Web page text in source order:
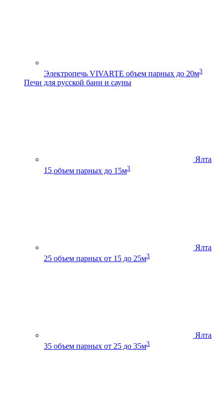
Электропечь VIVARTE объем парных до 20м3
Печи для русской бани и сауны
Ялта
15 объем парных до 15м3
Ялта
25 объем парных от 15 до 25м3
Ялта
35 объем парных от 25 до 35м3